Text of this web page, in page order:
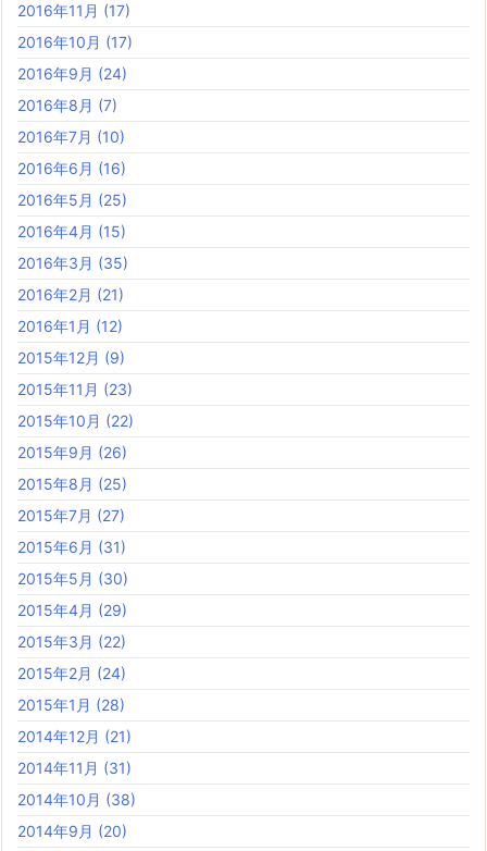
2016年11月 (17)
2016年10月 (17)
2016年9月 (24)
2016年8月 (7)
2016年7月 (10)
2016年6月 (16)
2016年5月 (25)
2016年4月 (15)
2016年3月 (35)
2016年2月 (21)
2016年1月 (12)
2015年12月 (9)
2015年11月 (23)
2015年10月 (22)
2015年9月 (26)
2015年8月 (25)
2015年7月 (27)
2015年6月 (31)
2015年5月 (30)
2015年4月 (29)
2015年3月 (22)
2015年2月 (24)
2015年1月 (28)
2014年12月 (21)
2014年11月 (31)
2014年10月 (38)
2014年9月 (20)